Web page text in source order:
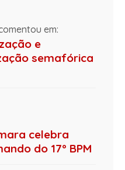
em:
e
semafórica
celebra
do 17º BPM